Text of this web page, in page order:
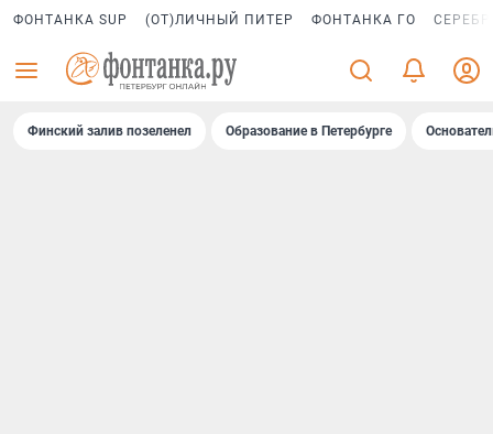
ФОНТАНКА SUP (ОТ)ЛИЧНЫЙ ПИТЕР ФОНТАНКА ГО
Финский залив позеленел Образование в Петербурге